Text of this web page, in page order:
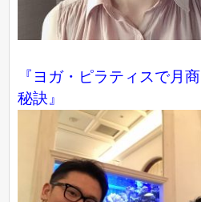
『ヨガ・ピラティスで月
秘訣』